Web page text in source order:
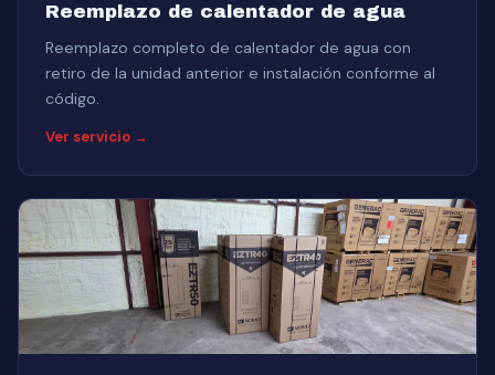
Reemplazo de calentador de agua
Reemplazo completo de calentador de agua con
retiro de la unidad anterior e instalación conforme al
código.
Ver servicio →